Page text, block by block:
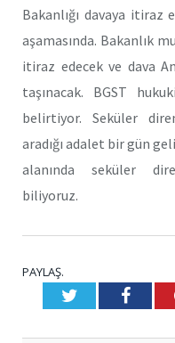
Bakanlığı davaya itiraz
aşamasında. Bakanlık
itiraz edecek ve dava
taşınacak. BGST
belirtiyor. Seküler
aradığı adalet bir gün
alanında seküler
biliyoruz.
PAYLAŞ.
Twitter